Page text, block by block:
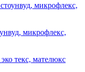
микрофлекс,
микрофлекс,
текс, мателюкс